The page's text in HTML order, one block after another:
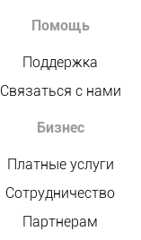
Помощь
Поддержка
Связаться с нами
Бизнес
Платные услуги
Сотрудничество
Партнерам